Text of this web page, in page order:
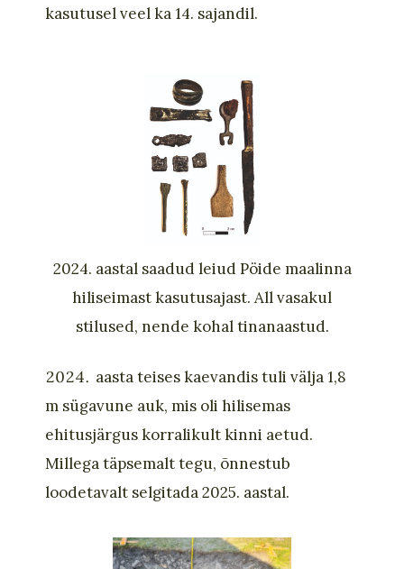
kasutusel veel ka 14. sajandil.
2024. aastal saadud leiud Pöide maalinna
hiliseimast kasutusajast. All vasakul
stilused, nende kohal tinanaastud.
aasta teises kaevandis tuli välja 1,8
m sügavune auk, mis oli hilisemas
ehitusjärgus korralikult kinni aetud.
Millega täpsemalt tegu, õnnestub
loodetavalt selgitada 2025. aastal.